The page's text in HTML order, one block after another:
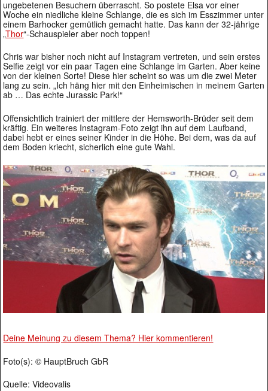
ungebetenen Besuchern überrascht. So postete Elsa vor einer
Woche ein niedliche kleine Schlange, die es sich im Esszimmer unter
einem Barhocker gemütlich gemacht hatte. Das kann der 32-jährige
„Thor“-Schauspieler aber noch toppen!
Chris war bisher noch nicht auf Instagram vertreten, und sein erstes
Selfie zeigt vor ein paar Tagen eine Schlange im Garten. Aber keine
von der kleinen Sorte! Diese hier scheint so was um die zwei Meter
lang zu sein. „Ich häng hier mit den Einheimischen in meinem Garten
ab … Das echte Jurassic Park!“
Offensichtlich trainiert der mittlere der Hemsworth-Brüder seit dem
kräftig. Ein weiteres Instagram-Foto zeigt ihn auf dem Laufband,
dabei hebt er eines seiner Kinder in die Höhe. Bei dem, was da auf
dem Boden kriecht, sicherlich eine gute Wahl.
Deine Meinung zu diesem Thema? Hier kommentieren!
Foto(s): © HauptBruch GbR
Quelle: Videovalis